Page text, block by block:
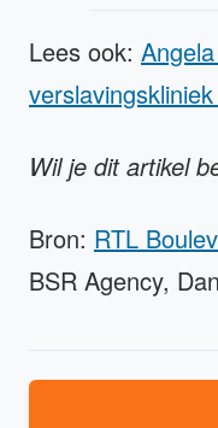
Lees ook:
Wil je dit artikel
Bron: RTL
BSR Agency,